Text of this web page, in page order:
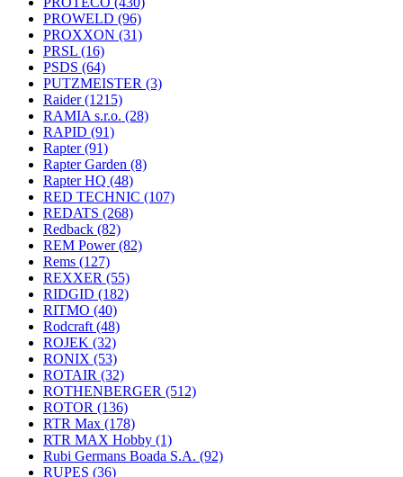
PROWELD (96)
PROXXON (31)
PRSL (16)
PSDS (64)
PUTZMEISTER (3)
Raider(1215)
RAMIA s.r.o. (28)
RAPID (91)
Rapter(91)
Rapter Garden (8)
Rapter HQ (48)
RED TECHNIC (107)
REDATS (268)
Redback (82)
REM Power(82)
Rems (127)
REXXER (55)
RIDGID (182)
RITMO (40)
Rodcraft (48)
ROJEK (32)
RONIX (53)
ROTAIR (32)
ROTHENBERGER (512)
ROTOR (136)
RTR Max (178)
RTR MAX Hobby (1)
Rubi Germans Boada S.A. (92)
RUPES (36)